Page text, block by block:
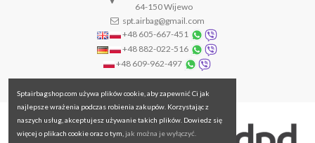
64-150 Wijewo
spt.airbag@gmail.com
+48 605-667-451
+48 882-022-516
+48 609-962-497
Sptairbagshop.com używa plików cookie, aby zapewnić Ci jak
najlepsze wrażenia podczas robienia zakupów. Korzystając z
naszych usług, akceptujesz używanie takich plików. Dowiedz się
więcej o plikach cookie oraz o tym, jak można je wyłączyć.